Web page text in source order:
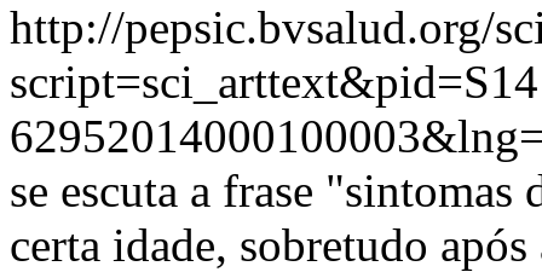
http://pepsic.bvsalud.org/
se escuta a frase
certa idade, sobretudo